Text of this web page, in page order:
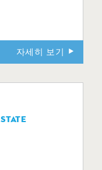
자세히 보기